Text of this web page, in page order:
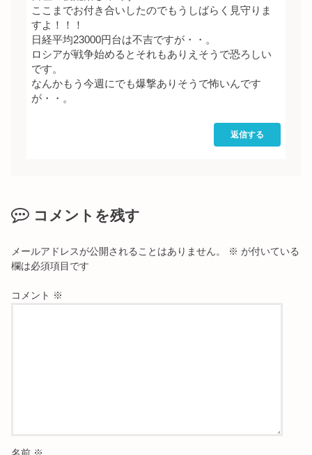
ここまでお付き合いしたのでもうしばらく見守りま
すよ！！！
日経平均23000円台は不吉ですが・・。
ロシアが戦争始めるとそれもありえそうで恐ろしい
です。
なんかもう今週にでも爆撃ありそうで怖いんです
が・・。
返信する
コメントを残す
メールアドレスが公開されることはありません。 ※ が付いている
欄は必須項目です
コメント ※